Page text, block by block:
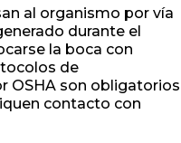
al organismo por vía
durante el
la boca con
de
OSHA son obligatorios
contacto con